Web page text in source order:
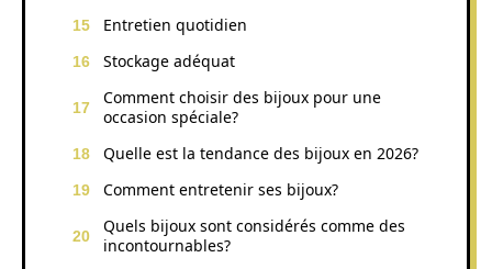
Entretien quotidien
Stockage adéquat
Comment choisir des bijoux pour une
occasion spéciale?
Quelle est la tendance des bijoux en 2026?
Comment entretenir ses bijoux?
Quels bijoux sont considérés comme des
incontournables?